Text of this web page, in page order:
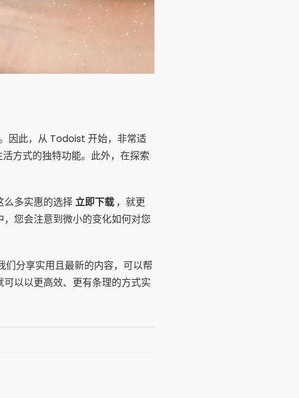
因此，从 Todoist 开始，非常适
方式的独特功能。此外，在探索
么多实惠的选择立即下载 ，就更
您会注意到微小的变化如何对您
们分享实用且最新的内容，可以帮
以以更高效、更有条理的方式实